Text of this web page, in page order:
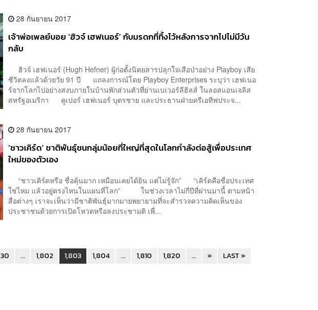
28 กันยายน 2017
เจ้าพ่อเพลย์บอย ‘ฮิวจ์ เฮฟเนอร์’ กับมรดกที่ทิ้งไว้หลังการจากไปไม่มีวัน
กลับ
ฮิวจ์ เฮฟเนอร์ (Hugh Hefner) ผู้ก่อตั้งนิตยสารปลุกใจเสือป่าอย่าง Playboy เสีย
ชีวิตลงแล้วด้วยวัย 91 ปี แถลงการณ์โดย Playboy Enterprises ระบุว่า เฮฟเนอ
ร์จากโลกไปอย่างสงบภายในบ้านพักส่วนตัวที่ย่านเบเวอร์ลีฮิลส์ ในลอสแอนเจลิส
สหรัฐอเมริกา คูเปอร์ เฮฟเนอร์ บุตรชาย และประธานฝ่ายครีเอทีฟประจ...
28 กันยายน 2017
‘ชาวเคิร์ด’ ชาติพันธุ์ชนกลุ่มน้อยที่ใหญ่ที่สุดในโลกกำลังต่อสู้เพื่อประเทศ
ใหม่ของตัวเอง
“ชาวเคิร์ดหรือ ชื่อคุ้นมาก เหมือนเคยได้ยิน แต่ไม่รู้จัก” “เคิร์ดคือชื่อประเทศ
ใช่ไหม แล้วอยู่ตรงไหนในแผนที่โลก” ในช่วงเวลาไม่กี่ปีที่ผ่านมานี้ ตามหน้า
สื่อต่างๆ เราจะเห็นว่ามีชาติพันธุ์มากมายพยายามที่จะสำรวจความคิดเห็นของ
ประชาชนด้วยการเปิดโหวตหรือลงประชามติ เพื่...
30 ... 1,802 1,803 1,804 ... 1,810 1,820 ... » LAST »